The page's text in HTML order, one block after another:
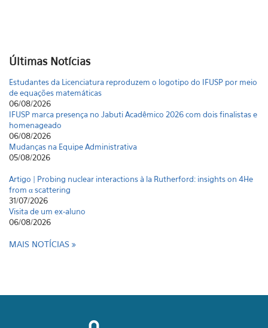
Últimas Notícias
Estudantes da Licenciatura reproduzem o logotipo do IFUSP por meio
de equações matemáticas
06/08/2026
IFUSP marca presença no Jabuti Acadêmico 2026 com dois finalistas e
homenageado
06/08/2026
Mudanças na Equipe Administrativa
05/08/2026
Artigo | Probing nuclear interactions à la Rutherford: insights on 4He
from α scattering
31/07/2026
Visita de um ex-aluno
06/08/2026
MAIS NOTÍCIAS